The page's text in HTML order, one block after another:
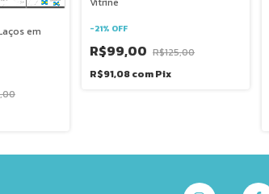
em
-21% OFF
R$99,00 R$125,00
R$91,08comPix